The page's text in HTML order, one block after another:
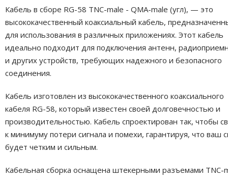
Кабель в сборе RG-58 TNC-male - QMA-male (угл), — это
высококачественный коаксиальный кабель,
для использования в различных приложениях. Этот кабель
идеально подходит для подключения антенн,
и других устройств, требующих надежного и безопасного
соединения.
Кабель изготовлен из высококачественного коаксиального
кабеля RG-58, который известен своей долговечностью и
производительностью. Кабель спроектирован так, чтобы
к минимуму потери сигнала и помехи, гарантируя, что ваш
будет четким и сильным.
Кабельная сборка оснащена штекерными разъемами TNC-